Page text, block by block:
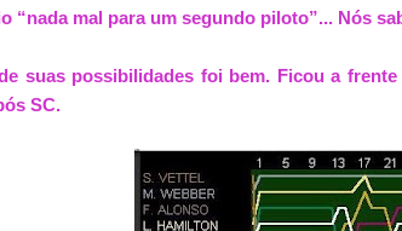
“nada mal para um segundo piloto”... Nós
suas possibilidades foi bem. Ficou a
SC.